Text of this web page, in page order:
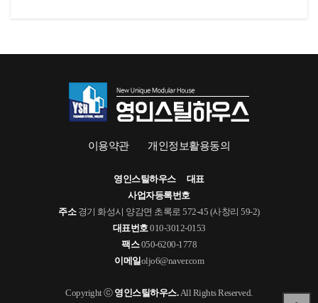
이용약관 개인정보활용동의
영인스틸하우스
대표
사업자등록번호
주소경기 화성시 양감면 초록로 572-45 (사창리 59-2)
대표번호010-3012-0153
팩스050-6200-1778
이메일oljo6@naver.com
Copyright ⓒ 영인스틸하우스.All Rights Reserved.